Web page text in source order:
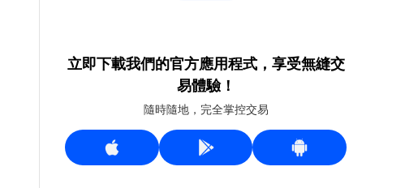
立即下載我們的官方應用程式，享受無縫交
易體驗！
隨時隨地，完全掌控交易